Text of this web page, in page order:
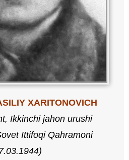
XARITONOVICH
, Ikkinchi jahon urushi
Ittifoqi Qahramoni